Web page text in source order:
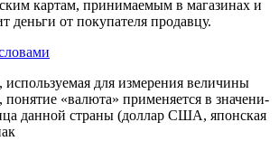
картам, принимаемым в магазинах и
деньги от покупателя продавцу.
для измерения величины
понятие «валюта» применяется в значени­
данной страны (доллар США, японская